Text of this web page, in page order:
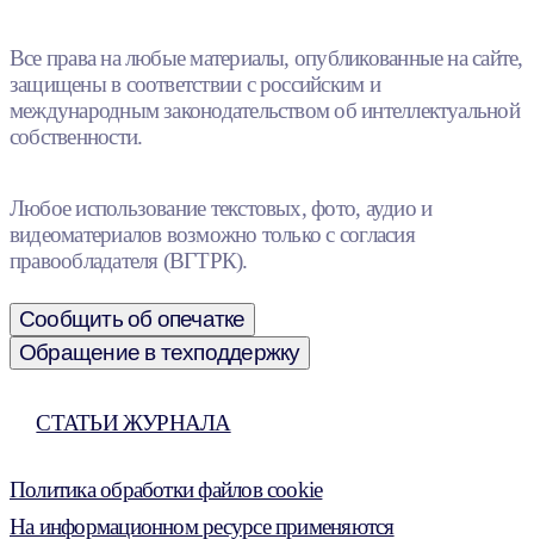
Все права на любые материалы, опубликованные на сайте,
защищены в соответствии с российским и
международным законодательством об интеллектуальной
собственности.
Любое использование текстовых, фото, аудио и
видеоматериалов возможно только с согласия
правообладателя (ВГТРК).
Сообщить об опечатке
Обращение в техподдержку
СТАТЬИ ЖУРНАЛА
Политика обработки файлов cookie
На информационном ресурсе применяются